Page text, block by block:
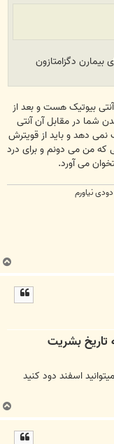
بیمارن دگزامتازون
بیوتیک هست و بعد از
شما در مقابل آن آنتی
دهد و باید از قویترش
که من می دونم و برای درد
می آورد.
نیاورم
اسفند دود کنید